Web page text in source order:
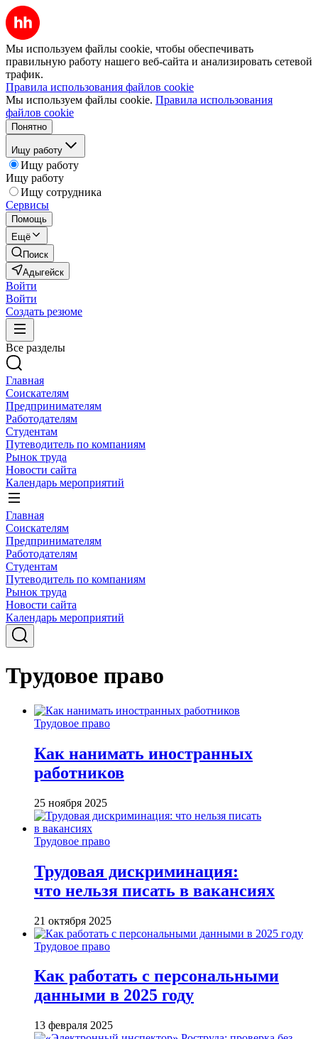
Мы используем файлы cookie, чтобы обеспечивать
правильную работу нашего веб-сайта и анализировать сетевой
трафик.
Правила использования файлов cookie
Мы используем файлы cookie. Правила использования
файлов cookie
Понятно
Ищу работу
Ищу работу
Ищу работу
Ищу сотрудника
Сервисы
Помощь
Ещё
Поиск
Адыгейск
Войти
Войти
Создать резюме
Все разделы
Главная
Соискателям
Предпринимателям
Работодателям
Студентам
Путеводитель по компаниям
Рынок труда
Новости сайта
Календарь мероприятий
Главная
Соискателям
Предпринимателям
Работодателям
Студентам
Путеводитель по компаниям
Рынок труда
Новости сайта
Календарь мероприятий
Трудовое право
Трудовое право
Как нанимать иностранных
работников
25 ноября 2025
Трудовое право
Трудовая дискриминация:
что нельзя писать в вакансиях
21 октября 2025
Трудовое право
Как работать с персональными
данными в 2025 году
13 февраля 2025